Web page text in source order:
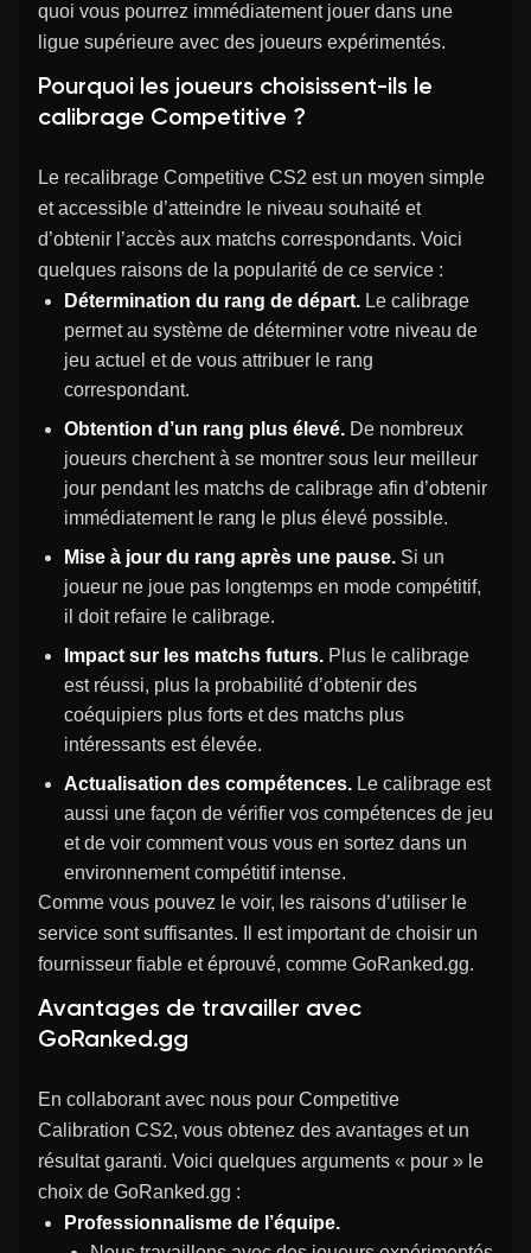
quoi vous pourrez immédiatement jouer dans une
ligue supérieure avec des joueurs expérimentés.
Pourquoi les joueurs choisissent-ils le
calibrage Competitive ?
Le recalibrage Competitive CS2 est un moyen simple
et accessible d’atteindre le niveau souhaité et
d’obtenir l’accès aux matchs correspondants. Voici
quelques raisons de la popularité de ce service :
Détermination du rang de départ. Le calibrage
permet au système de déterminer votre niveau de
jeu actuel et de vous attribuer le rang
correspondant.
Obtention d’un rang plus élevé. De nombreux
joueurs cherchent à se montrer sous leur meilleur
jour pendant les matchs de calibrage afin d’obtenir
immédiatement le rang le plus élevé possible.
Mise à jour du rang après une pause. Si un
joueur ne joue pas longtemps en mode compétitif,
il doit refaire le calibrage.
Impact sur les matchs futurs. Plus le calibrage
est réussi, plus la probabilité d’obtenir des
coéquipiers plus forts et des matchs plus
intéressants est élevée.
Actualisation des compétences. Le calibrage est
aussi une façon de vérifier vos compétences de jeu
et de voir comment vous vous en sortez dans un
environnement compétitif intense.
Comme vous pouvez le voir, les raisons d’utiliser le
service sont suffisantes. Il est important de choisir un
fournisseur fiable et éprouvé, comme GoRanked.gg.
Avantages de travailler avec
GoRanked.gg
En collaborant avec nous pour Competitive
Calibration CS2, vous obtenez des avantages et un
résultat garanti. Voici quelques arguments « pour » le
choix de GoRanked.gg :
Professionnalisme de l’équipe.